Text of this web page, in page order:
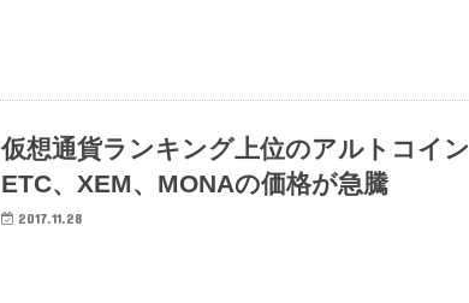
仮想通貨ランキング上位のアルトコイン
ETC、XEM、MONAの価格が急騰
2017.11.28